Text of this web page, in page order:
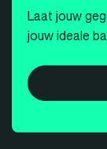
Laat jouw
jouw ideale